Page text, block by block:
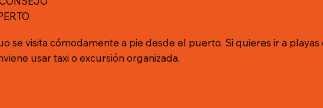
se visita cómodamente a pie desde el puerto. Si quieres ir a playas
usar taxi o excursión organizada.